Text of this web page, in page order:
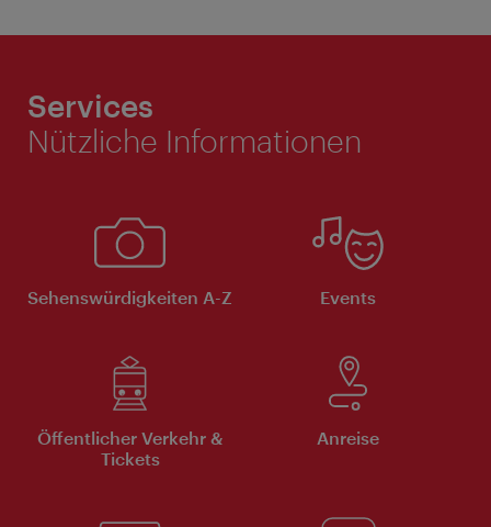
Services
Nützliche Informationen
Sehenswürdigkeiten A-Z Events
Öffentlicher Verkehr &
Tickets
Anreise